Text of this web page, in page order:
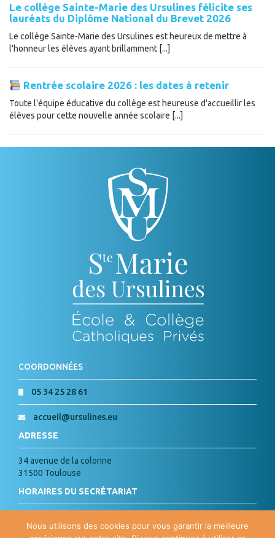
Le collège Sainte-Marie des Ursulines félicite ses
lauréats du Diplôme National du Brevet 2026
Le collège Sainte-Marie des Ursulines est heureux de mettre à
l'honneur les élèves ayant brillamment [...]
Rentrée scolaire 2026 : les dates à retenir
Toute l'équipe éducative du collège est heureuse d'accueillir les
élèves pour cette nouvelle année scolaire [...]
COORDONNÉES
05 34 25 28 61
accueil@ursulines.eu
ADRESSE
34 avenue de la colonne
31500 Toulouse
HORAIRES DU SECRÉTARIAT
de 8h à 18h
Nous utilisons des cookies pour vous garantir la meilleure